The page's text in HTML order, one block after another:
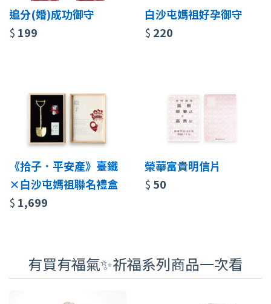
追分(婚)成功御守
$ 199
白沙屯媽祖好孕御守
$ 220
《拾子．平安產》臺鐵
×白沙屯媽祖聯名禮盒
$ 1,699
榮華富貴明信片
$ 50
有買有福氣✨祈福系列商品一次看